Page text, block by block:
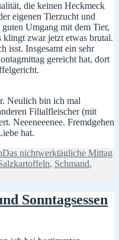
die keinen Heckmeck
eigenen Tierzucht und
Umgang mit dem Tier,
klingt zwar jetzt etwas brutal.
isst. Insgesamt ein sehr
gereicht hat, dort
Neulich bin ich mal
Filialfleischer (mit
Neeeneeenee. Fremdgehen
hat.
Kategorien
Das nichtwerktägliche Mittag
, Schmand,
Sonntagsessen